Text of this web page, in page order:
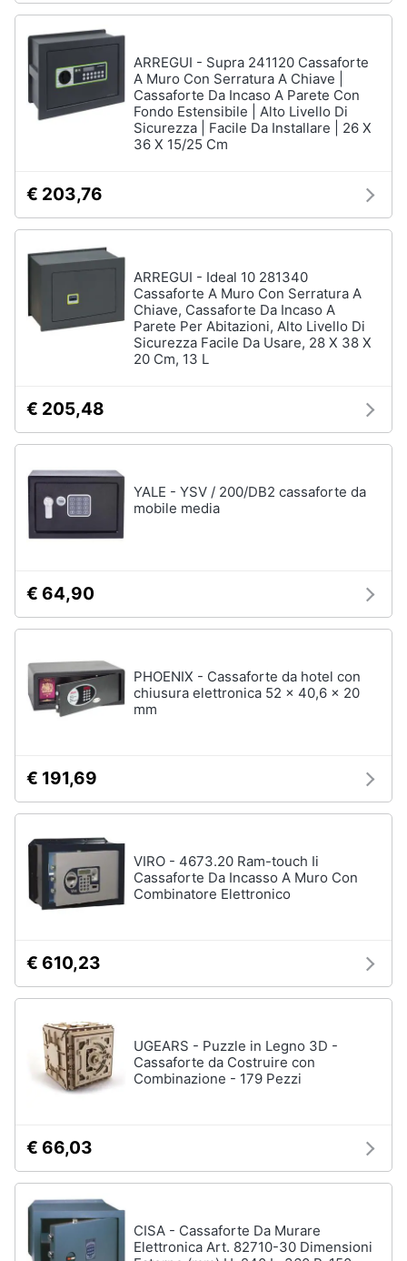
ARREGUI - Supra 241120 Cassaforte
A Muro Con Serratura A Chiave |
Cassaforte Da Incaso A Parete Con
Fondo Estensibile | Alto Livello Di
Sicurezza | Facile Da Installare | 26 X
36 X 15/25 Cm
€ 203,76
ARREGUI - Ideal 10 281340
Cassaforte A Muro Con Serratura A
Chiave, Cassaforte Da Incaso A
Parete Per Abitazioni, Alto Livello Di
Sicurezza Facile Da Usare, 28 X 38 X
20 Cm, 13 L
€ 205,48
YALE - YSV / 200/DB2 cassaforte da
mobile media
€ 64,90
PHOENIX - Cassaforte da hotel con
chiusura elettronica 52 x 40,6 x 20
mm
€ 191,69
VIRO - 4673.20 Ram-touch Ii
Cassaforte Da Incasso A Muro Con
Combinatore Elettronico
€ 610,23
UGEARS - Puzzle in Legno 3D -
Cassaforte da Costruire con
Combinazione - 179 Pezzi
€ 66,03
CISA - Cassaforte Da Murare
Elettronica Art. 82710-30 Dimensioni